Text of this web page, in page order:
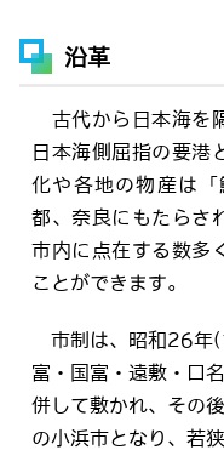
沿革
古代から日本海を
日本海側屈指の要港
化や各地の物産は
都、奈良にもたらさ
市内に点在する数多
ことができます。
市制は、昭和26年
富・国富・遠敷・口
併して敷かれ、その
の小浜市となり、若